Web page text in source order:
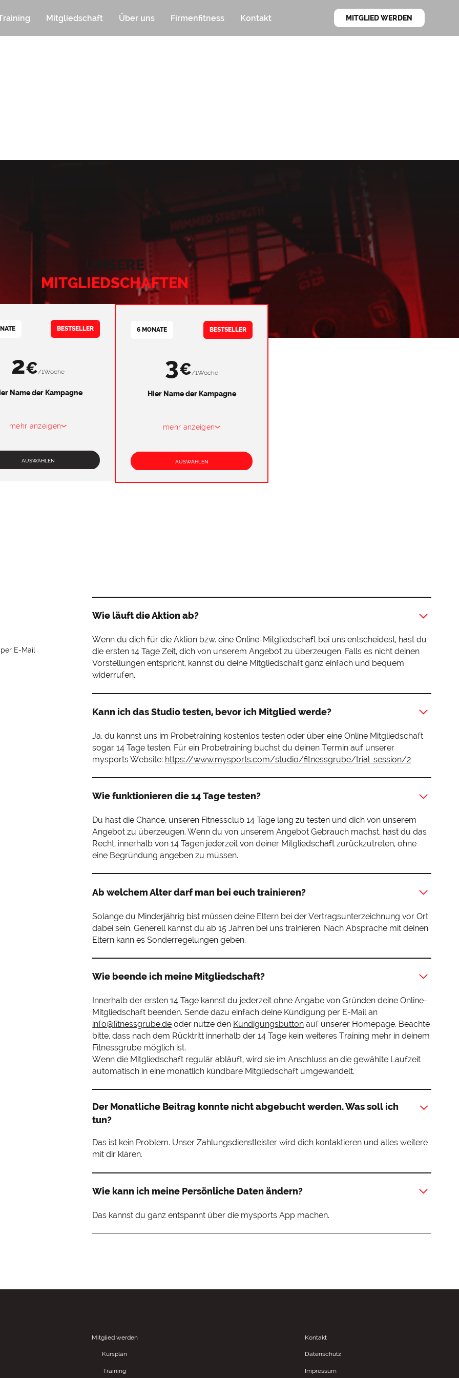
Mitgliedschaft Über uns Firmenfitness Kontakt MITGLIED WERDEN
UNSERE
MITGLIEDSCHAFTEN
BESTSELLER
2€/1Woche
Name der Kampagne
mehr anzeigen
AUSWÄHLEN
6 MONATE BESTSELLER
3€/1Woche
Hier Name der Kampagne
mehr anzeigen
AUSWÄHLEN
E-Mail
Wie läuft die Aktion ab?
Wenn du dich für die Aktion bzw. eine Online-Mitgliedschaft bei uns entscheidest, hast du
die ersten 14 Tage Zeit, dich von unserem Angebot zu überzeugen. Falls es nicht deinen
Vorstellungen entspricht, kannst du deine Mitgliedschaft ganz einfach und bequem
widerrufen.
Kann ich das Studio testen, bevor ich Mitglied werde?
Ja, du kannst uns im Probetraining kostenlos testen oder über eine Online Mitgliedschaft
sogar 14 Tage testen. Für ein Probetraining buchst du deinen Termin auf unserer
mysports Website: https://www.mysports.com/studio/fitnessgrube/trial-session/2
Wie funktionieren die 14 Tage testen?
Du hast die Chance, unseren Fitnessclub 14 Tage lang zu testen und dich von unserem
Angebot zu überzeugen. Wenn du von unserem Angebot Gebrauch machst, hast du das
Recht, innerhalb von 14 Tagen jederzeit von deiner Mitgliedschaft zurückzutreten, ohne
eine Begründung angeben zu müssen.
Ab welchem Alter darf man bei euch trainieren?
Solange du Minderjährig bist müssen deine Eltern bei der Vertragsunterzeichnung vor Ort
dabei sein. Generell kannst du ab 15 Jahren bei uns trainieren. Nach Absprache mit deinen
Eltern kann es Sonderregelungen geben.
Wie beende ich meine Mitgliedschaft?
Innerhalb der ersten 14 Tage kannst du jederzeit ohne Angabe von Gründen deine Online-
Mitgliedschaft beenden. Sende dazu einfach deine Kündigung per E-Mail an
info@fitnessgrube.de oder nutze den Kündigungsbutton auf unserer Homepage. Beachte
bitte, dass nach dem Rücktritt innerhalb der 14 Tage kein weiteres Training mehr in deinem
Fitnessgrube möglich ist.
Wenn die Mitgliedschaft regulär abläuft, wird sie im Anschluss an die gewählte Laufzeit
automatisch in eine monatlich kündbare Mitgliedschaft umgewandelt.
Der Monatliche Beitrag konnte nicht abgebucht werden. Was soll ich
tun?
Das ist kein Problem. Unser Zahlungsdienstleister wird dich kontaktieren und alles weitere
mit dir klären.
Wie kann ich meine Persönliche Daten ändern?
Das kannst du ganz entspannt über die mysports App machen.
Mitglied werden
Kursplan
Training
Kontakt
Datenschutz
Impressum